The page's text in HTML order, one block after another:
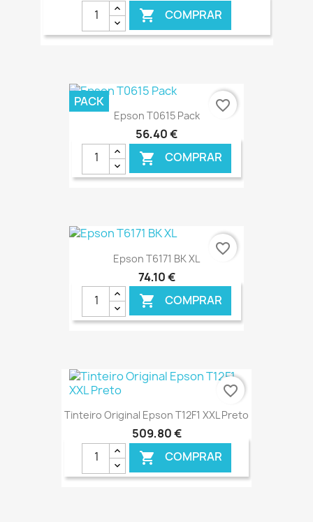
 COMPRAR
€ ONLINE
Epson T0615 Pack
56,40 €
 COMPRAR
€ ONLINE
PACK favorite_border
Epson T6171 BK XL
74,10 €
 COMPRAR
€ ONLINE
favorite_border
Tinteiro Original Epson T12F1 XXL Preto
509,80 €
 COMPRAR
favorite_border